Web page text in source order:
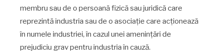
membru sau de o persoană fizică sau juridică care
reprezintă industria sau de o asociație care acționează
în numele industriei, în cazul unei amenințări de
prejudiciu grav pentru industria în cauză.